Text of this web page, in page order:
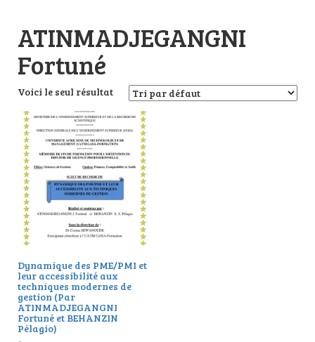
ATINMADJEGANGNI
Fortuné
Voici le seul résultat
Dynamique des PME/PMI et
leur accessibilité aux
techniques modernes de
gestion (Par
ATINMADJEGANGNI
Fortuné et BEHANZIN
Pélagio)